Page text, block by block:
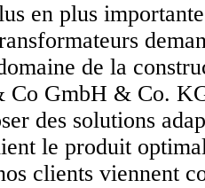
en plus
de la
Co GmbH & Co.
des solutions
le produit
clients viennent